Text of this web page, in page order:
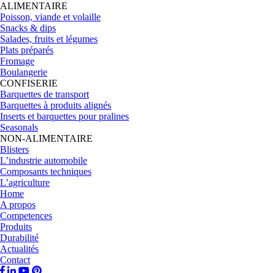
ALIMENTAIRE
Poisson, viande et volaille
Snacks & dips
Salades, fruits et légumes
Plats préparés
Fromage
Boulangerie
CONFISERIE
Barquettes de transport
Barquettes à produits alignés
Inserts et barquettes pour pralines
Seasonals
NON-ALIMENTAIRE
Blisters
L’industrie automobile
Composants techniques
L’agriculture
Home
A propos
Competences
Produits
Durabilité
Actualités
Contact